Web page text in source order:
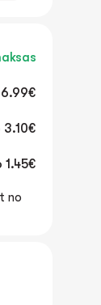
6.99€
3.10€
1.45€
no